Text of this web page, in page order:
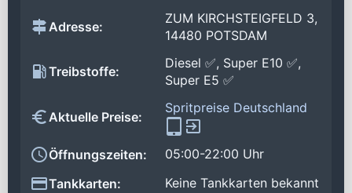
Adresse:
ZUM KIRCHSTEIGFELD 3,
14480 POTSDAM
Treibstoffe:
Diesel ✅, Super E10 ✅,
Super E5 ✅
Aktuelle Preise:
Spritpreise Deutschland
Öffnungszeiten:
05:00-22:00 Uhr
Tankkarten:
Keine Tankkarten bekannt